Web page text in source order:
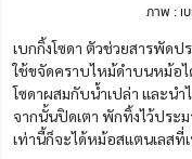
ภาพ : เ
เบกกิ้งโซดา ตัวช่วยสารพัด
ใช้ขจัดคราบไหม้ดำบนหม้อไ
โซดาผสมกับน้ำเปล่า และน
จากนั้นปิดเตา พักทิ้งไว้ประ
เท่านี้ก็จะได้หม้อสแตนเลสที่